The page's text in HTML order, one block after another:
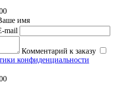
имя
mail
Комментарий к заказу
конфиденциальности